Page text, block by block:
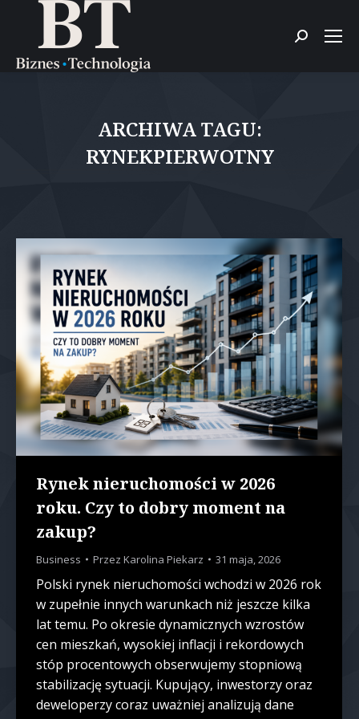
Szukaj:
ARCHIWA TAGU:
RYNEKPIERWOTNY
Rynek nieruchomości w 2026
roku. Czy to dobry moment na
zakup?
Business Przez Karolina Piekarz 31 maja, 2026
Polski rynek nieruchomości wchodzi w 2026 rok
w zupełnie innych warunkach niż jeszcze kilka
lat temu. Po okresie dynamicznych wzrostów
cen mieszkań, wysokiej inflacji i rekordowych
stóp procentowych obserwujemy stopniową
stabilizację sytuacji. Kupujący, inwestorzy oraz
deweloperzy coraz uważniej analizują dane